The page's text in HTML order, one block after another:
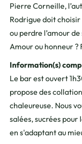
Pierre Corneille,
Rodrigue doit
ou perdre l’amour
Amour ou honneur ?
Information(s)
Le bar est ouvert
propose des
chaleureuse. Nous
salées, sucrées
en s'adaptant au